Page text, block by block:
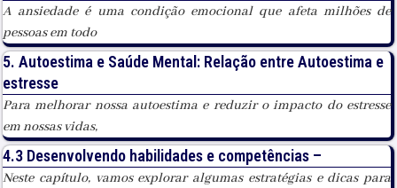
A ansiedade é uma condição emocional que afeta milhões de
pessoas em todo
5. Autoestima e Saúde Mental: Relação entre Autoestima e
estresse
Para melhorar nossa autoestima e reduzir o impacto do estresse
em nossas vidas,
4.3 Desenvolvendo habilidades e competências –
Neste capítulo, vamos explorar algumas estratégias e dicas para